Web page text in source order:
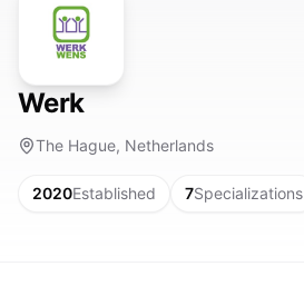
Werk
The Hague, Netherlands
2020Established 7Specializations